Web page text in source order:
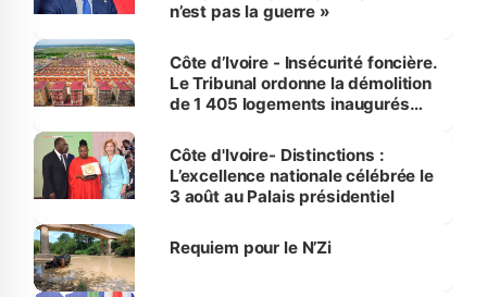
n’est pas la guerre »
Côte d’Ivoire - Insécurité foncière.
Le Tribunal ordonne la démolition
de 1 405 logements inaugurés
Bassam
Côte d'Ivoire- Distinctions :
L’excellence nationale célébrée le
3 août au Palais présidentiel
Requiem pour le N’Zi